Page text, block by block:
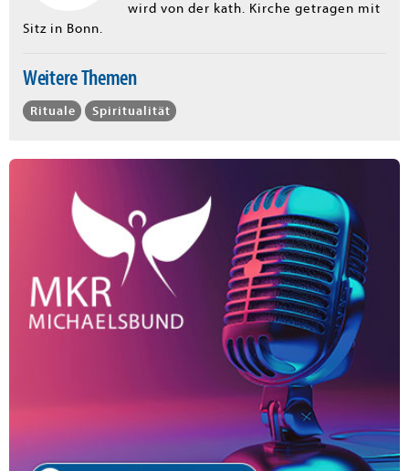
wird von der kath. Kirche getragen mit
Sitz in Bonn.
Weitere Themen
Rituale Spiritualität